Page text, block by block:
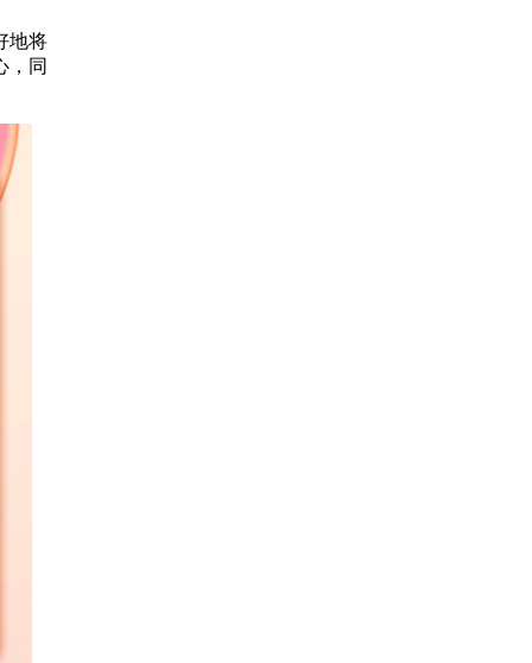
地将
，同